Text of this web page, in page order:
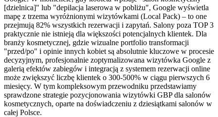
[dzielnica]" lub "depilacja laserowa w pobliżu", Google wyświetla
mapę z trzema wyróżnionymi wizytówkami (Local Pack) – to one
przejmują 82% wszystkich rezerwacji i zapytań. Salony poza TOP 3
praktycznie nie istnieją dla większości potencjalnych klientek. Dla
branży kosmetycznej, gdzie wizualne portfolio transformacji
"przed/po" i opinie innych kobiet są absolutnie kluczowe w procesie
decyzyjnym, profesjonalnie zoptymalizowana wizytówka Google z
galerią efektów zabiegów i integracją z systemem rezerwacji online
może zwiększyć liczbę klientek o 300-500% w ciągu pierwszych 6
miesięcy. W tym kompleksowym przewodniku przedstawiamy
sprawdzone strategie pozycjonowania wizytówki GBP dla salonów
kosmetycznych, oparte na doświadczeniu z dziesiątkami salonów w
całej Polsce.